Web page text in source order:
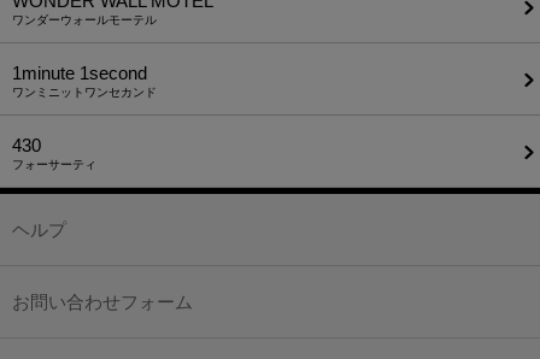
ワンダーウォールモーテル
1minute​ 1second
ワンミニットワンセカンド
430
フォーサーティ
ヘルプ
お問い合わせフォーム